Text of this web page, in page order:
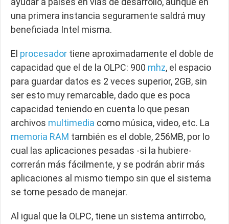
una primera instancia seguramente saldrá muy
beneficiada Intel misma.
El procesador tiene aproximadamente el doble de
capacidad que el de la OLPC: 900 mhz, el espacio
para guardar datos es 2 veces superior, 2GB, sin
ser esto muy remarcable, dado que es poca
capacidad teniendo en cuenta lo que pesan
archivos multimedia como música, video, etc. La
memoria RAM también es el doble, 256MB, por lo
cual las aplicaciones pesadas -si la hubiere-
correrán más fácilmente, y se podrán abrir más
aplicaciones al mismo tiempo sin que el sistema
se torne pesado de manejar.
Al igual que la OLPC, tiene un sistema antirrobo,